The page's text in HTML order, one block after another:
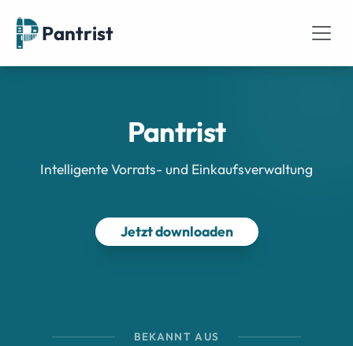
Pantrist
Pantrist
Intelligente Vorrats- und Einkaufsverwaltung
Jetzt downloaden
BEKANNT AUS